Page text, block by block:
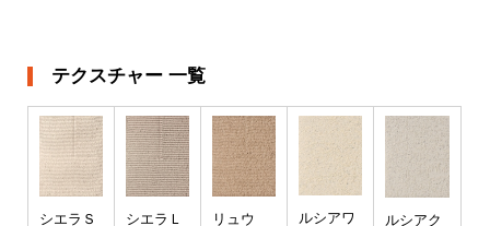
テクスチャー 一覧
シエラＳ
シエラＬ
リュウ
ルシアワ
ルシアク